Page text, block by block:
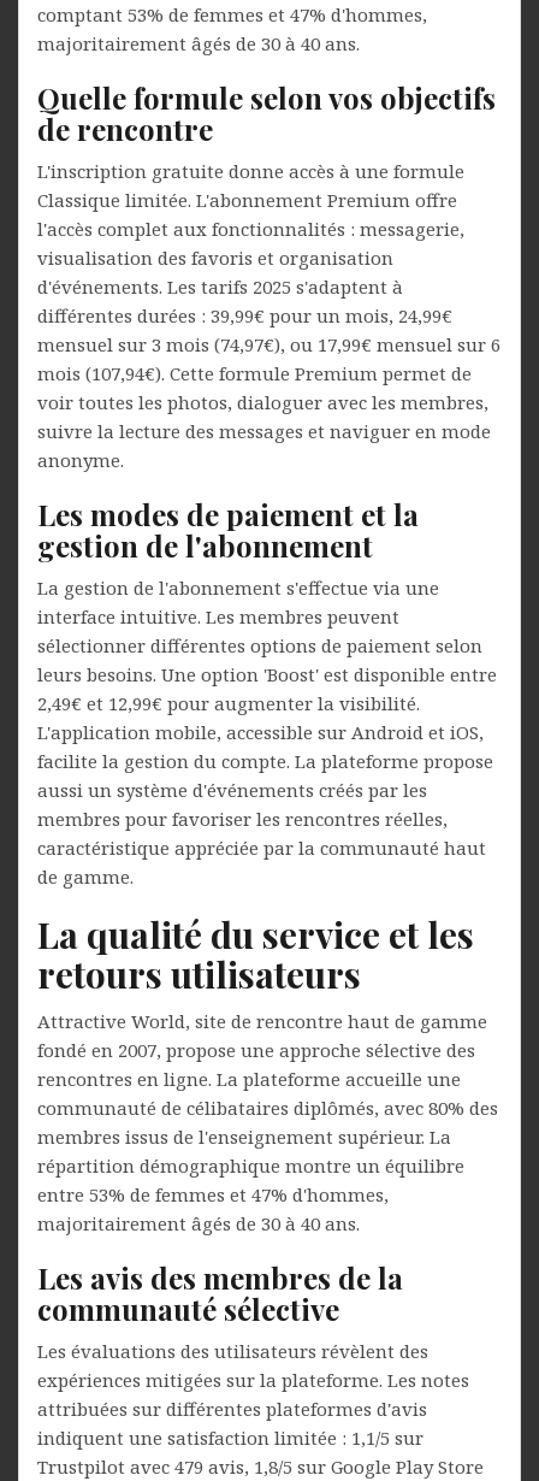
comptant 53% de femmes et 47% d'hommes,
majoritairement âgés de 30 à 40 ans.
Quelle formule selon vos objectifs
de rencontre
L'inscription gratuite donne accès à une formule
Classique limitée. L'abonnement Premium offre
l'accès complet aux fonctionnalités : messagerie,
visualisation des favoris et organisation
d'événements. Les tarifs 2025 s'adaptent à
différentes durées : 39,99€ pour un mois, 24,99€
mensuel sur 3 mois (74,97€), ou 17,99€ mensuel sur 6
mois (107,94€). Cette formule Premium permet de
voir toutes les photos, dialoguer avec les membres,
suivre la lecture des messages et naviguer en mode
anonyme.
Les modes de paiement et la
gestion de l'abonnement
La gestion de l'abonnement s'effectue via une
interface intuitive. Les membres peuvent
sélectionner différentes options de paiement selon
leurs besoins. Une option 'Boost' est disponible entre
2,49€ et 12,99€ pour augmenter la visibilité.
L'application mobile, accessible sur Android et iOS,
facilite la gestion du compte. La plateforme propose
aussi un système d'événements créés par les
membres pour favoriser les rencontres réelles,
caractéristique appréciée par la communauté haut
de gamme.
La qualité du service et les
retours utilisateurs
Attractive World, site de rencontre haut de gamme
fondé en 2007, propose une approche sélective des
rencontres en ligne. La plateforme accueille une
communauté de célibataires diplômés, avec 80% des
membres issus de l'enseignement supérieur. La
répartition démographique montre un équilibre
entre 53% de femmes et 47% d'hommes,
majoritairement âgés de 30 à 40 ans.
Les avis des membres de la
communauté sélective
Les évaluations des utilisateurs révèlent des
expériences mitigées sur la plateforme. Les notes
attribuées sur différentes plateformes d'avis
indiquent une satisfaction limitée : 1,1/5 sur
Trustpilot avec 479 avis, 1,8/5 sur Google Play Store